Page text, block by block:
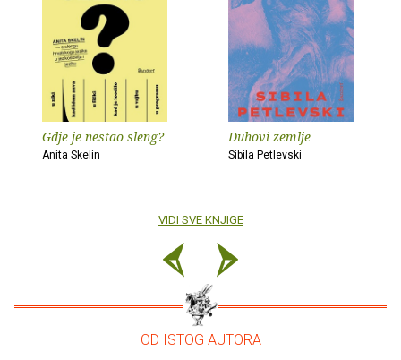
Gdje je nestao sleng?
Anita Skelin
Duhovi zemlje
Sibila Petlevski
VIDI SVE KNJIGE
– OD ISTOG AUTORA –